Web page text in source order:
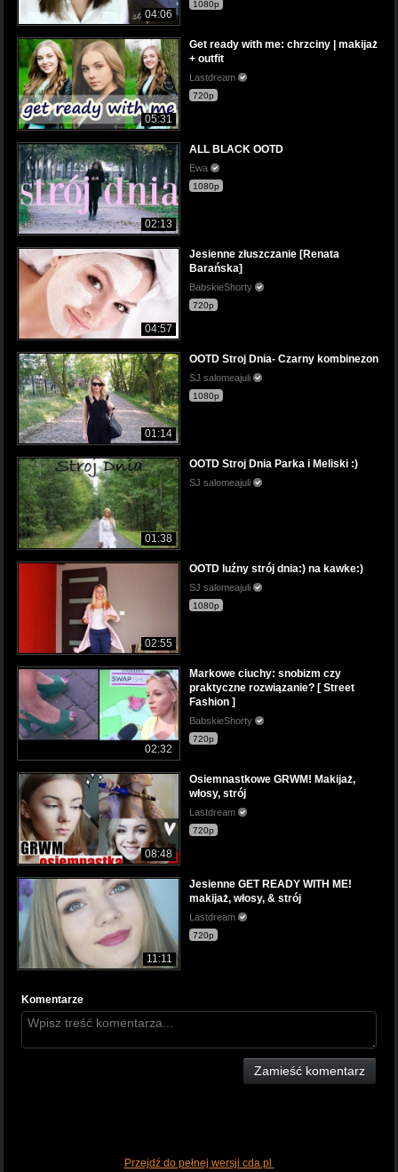
04:06
1080p
05:31
Get ready with me: chrzciny | makijaż
+ outfit
Lastdream
720p
02:13
ALL BLACK OOTD
Ewa
1080p
04:57
Jesienne złuszczanie [Renata
Barańska]
BabskieShorty
720p
01:14
OOTD Stroj Dnia- Czarny kombinezon
SJ salomeajuli
1080p
01:38
OOTD Stroj Dnia Parka i Meliski :)
SJ salomeajuli
02:55
OOTD luźny strój dnia:) na kawke:)
SJ salomeajuli
1080p
02:32
Markowe ciuchy: snobizm czy
praktyczne rozwiązanie? [ Street
Fashion ]
BabskieShorty
720p
08:48
Osiemnastkowe GRWM! Makijaż,
włosy, strój
Lastdream
720p
11:11
Jesienne GET READY WITH ME!
makijaż, włosy, & strój
Lastdream
720p
Komentarze
Zamieść komentarz
Przejdź do pełnej wersji cda.pl